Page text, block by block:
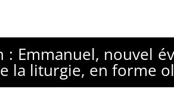
Emmanuel, nouvel
la liturgie, en forme